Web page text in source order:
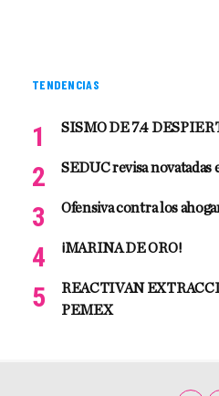
TENDENCIAS
SISMO DE 7.4
SEDUC revisa novatadas
Ofensiva contra los
¡MARINA DE ORO!
REACTIVAN
PEMEX